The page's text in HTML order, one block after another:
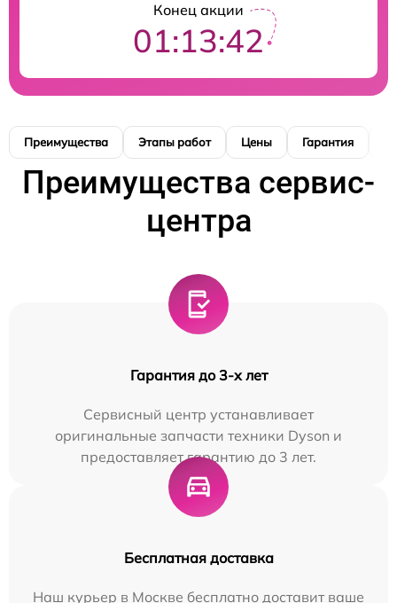
Конец акции
01:13:41
Преимущества Этапы работ Цены Гарантия
Преимущества сервис-
центра
Гарантия до 3-х лет
Сервисный центр устанавливает
оригинальные запчасти техники Dyson и
предоставляет гарантию до 3 лет.
Бесплатная доставка
Наш курьер в Москве бесплатно доставит ваше